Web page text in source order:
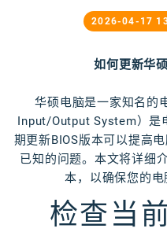
2026-04-17
如何更新华
华硕电脑是一家知名的
Input/Output System）是
期更新BIOS版本可以提高
已知的问题。本文将详细
本，以确保您的电
检查当